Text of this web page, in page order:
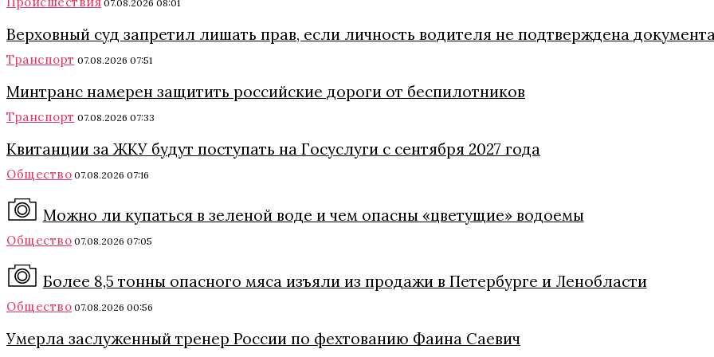
07.08.2026 08:01
Верховный суд запретил лишать прав, если личность водителя не подтверждена
Транспорт 07.08.2026 07:51
Минтранс намерен защитить российские дороги от беспилотников
Транспорт 07.08.2026 07:33
Квитанции за ЖКУ будут поступать на Госуслуги с сентября 2027 года
Общество 07.08.2026 07:16
Можно ли купаться в зеленой воде и чем опасны «цветущие» водоемы
Общество 07.08.2026 07:05
Более 8,5 тонны опасного мяса изъяли из продажи в Петербурге и Ленобласти
Общество 07.08.2026 00:56
Умерла заслуженный тренер России по фехтованию Фаина Саевич